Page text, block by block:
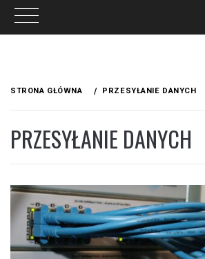
STRONA GŁÓWNA PRZESYŁANIE DANYCH
PRZESYŁANIE DANYCH